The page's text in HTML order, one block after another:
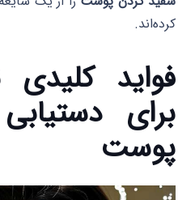
کرده‌اند.
فواید
برای
پوست